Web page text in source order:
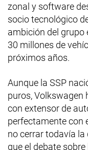
zonal y software
socio tecnológico
ambición del grupo
30 millones de
próximos años.
Aunque la SSP
puros, Volkswagen
con extensor de
perfectamente con
no cerrar todavía
que el debate